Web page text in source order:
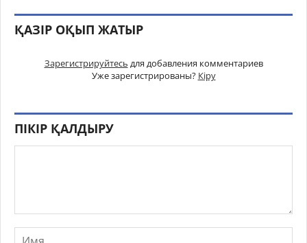
ҚАЗІР ОҚЫП ЖАТЫР
Зарегистрируйтесь для добавления комментариев
Уже зарегистрированы? Кіру
ПІКІР ҚАЛДЫРУ